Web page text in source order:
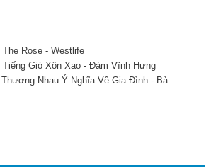
Rose - Westlife
Tiếng Gió Xôn Xao - Đàm Vĩnh Hưng
Nhau Ý Nghĩa Về Gia Đình - Bả...